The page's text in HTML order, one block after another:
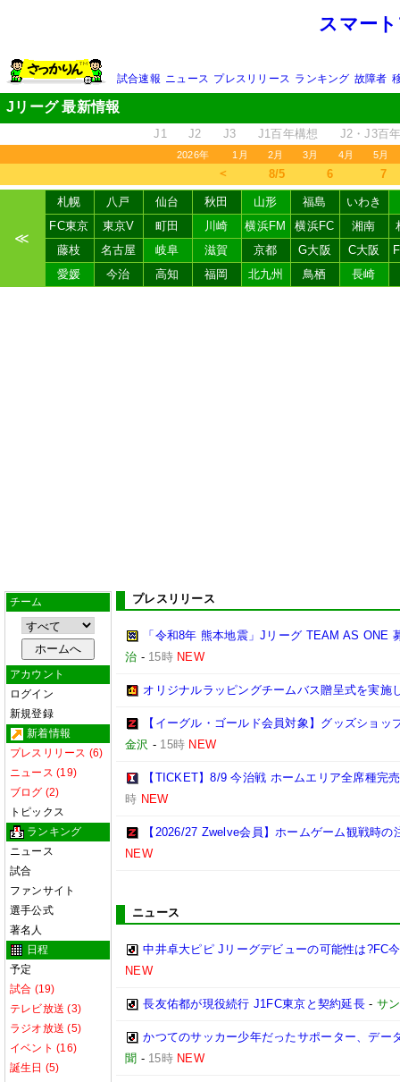
スマー
試合速報 ニュース プレスリリース ランキング 故障者
Jリーグ 最新情報
J1 J2 J3 J1百年構想 J2・J3百
2026年 1月 2月 3月 4月 5月
＜ 8/5 6 7
≪
札幌 八戸 仙台 秋田 山形 福島
いわき
FC東京
東京V 町田 川崎 横浜FM 横浜FC 湘南
藤枝
名古屋 岐阜 滋賀 京都 G大阪 C大阪
愛媛
今治 高知 福岡 北九州 鳥栖 長崎
チーム
アカウント
ログイン
新規登録
新着情報
プレスリリース (6)
ニュース (19)
ブログ (2)
トピックス
ランキング
ニュース
試合
ファンサイト
選手公式
著名人
日程
予定
試合 (19)
テレビ放送 (3)
ラジオ放送 (5)
イベント (16)
誕生日 (5)
プレスリリース
「令和8年 熊本地震」Jリーグ TEAM AS ONE
治 - 15時 NEW
オリジナルラッピングチームバス贈呈式を実施
【イーグル・ゴールド会員対象】グッズショ
金沢 - 15時 NEW
【TICKET】8/9 今治戦 ホームエリア全席種完
時 NEW
【2026/27 Zwelve会員】ホームゲーム観戦時の
NEW
ニュース
中井卓大ピピ Jリーグデビューの可能性は?FC
NEW
長友佑都が現役続行 J1FC東京と契約延長- サ
かつてのサッカー少年だったサポーター、デー
聞 - 15時 NEW